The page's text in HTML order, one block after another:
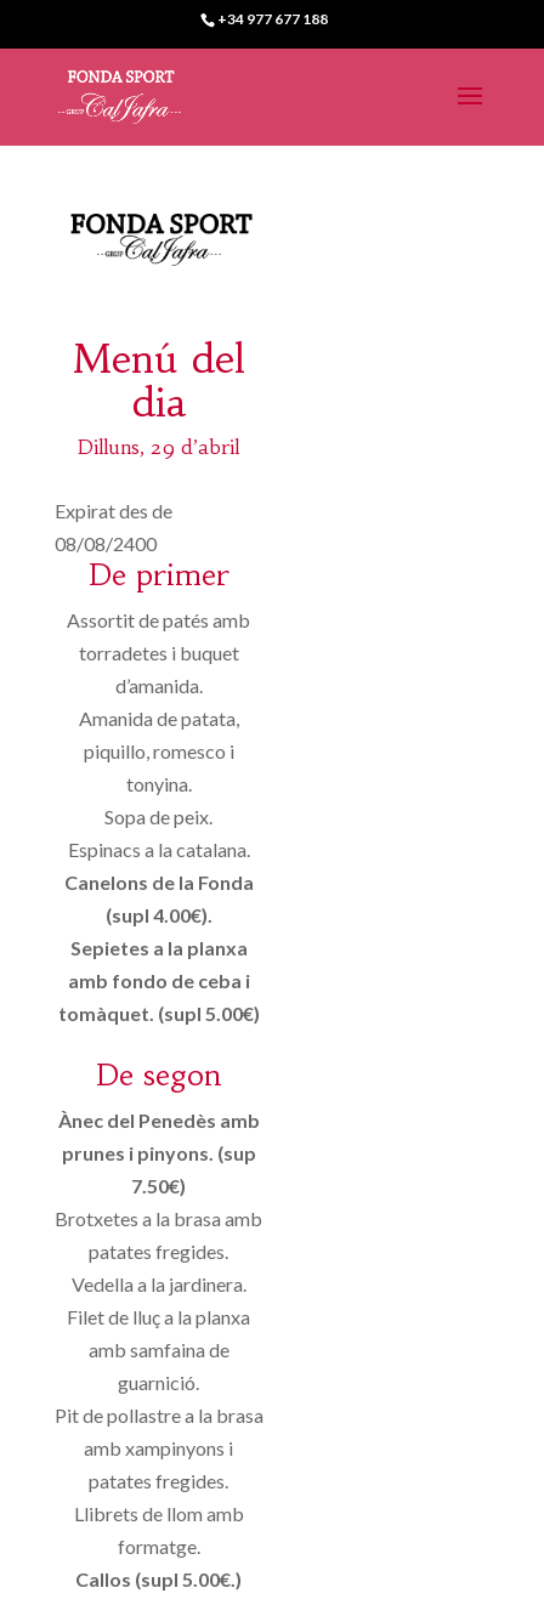
+34 977 677 188
Menú del
dia
Dilluns, 29 d’abril
Expirat des de
08/08/2400
De primer
Assortit de patés amb
torradetes i buquet
d’amanida.
Amanida de patata,
piquillo, romesco i
tonyina.
Sopa de peix.
Espinacs a la catalana.
Canelons de la Fonda
(supl 4.00€).
Sepietes a la planxa
amb fondo de ceba i
tomàquet. (supl 5.00€)
De segon
Ànec del Penedès amb
prunes i pinyons. (sup
7.50€)
Brotxetes a la brasa amb
patates fregides.
Vedella a la jardinera.
Filet de lluç a la planxa
amb samfaina de
guarnició.
Pit de pollastre a la brasa
amb xampinyons i
patates fregides.
Llibrets de llom amb
formatge.
Callos (supl 5.00€.)